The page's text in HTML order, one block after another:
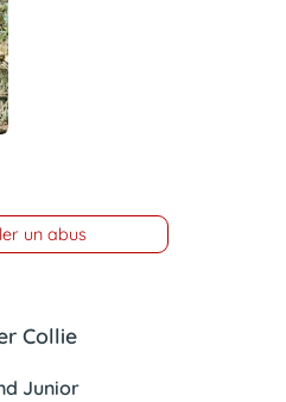
un abus
Collie
Junior